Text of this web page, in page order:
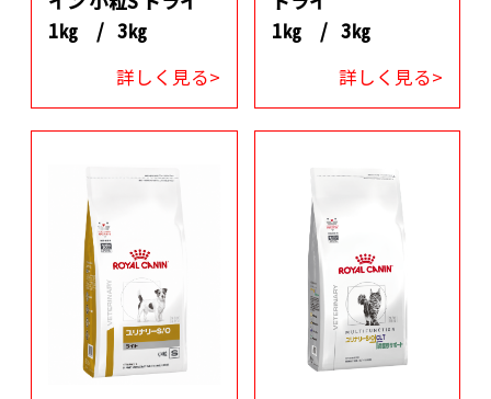
1㎏ / 3㎏
詳しく見る>
1㎏ / 3㎏
詳しく見る>